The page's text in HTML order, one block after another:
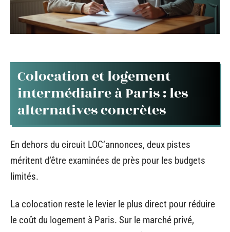
Colocation et logement
intermédiaire à Paris : les
alternatives concrètes
En dehors du circuit LOC’annonces, deux pistes
méritent d’être examinées de près pour les budgets
limités.
La colocation reste le levier le plus direct pour réduire
le coût du logement à Paris. Sur le marché privé,